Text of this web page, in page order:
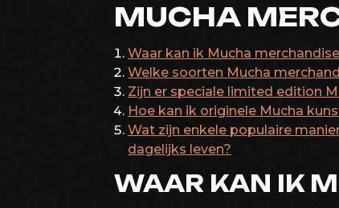
MUCHA
Waar kan ik Mucha
Welke soorten Mucha
Zijn er speciale limited edition
Hoe kan ik originele Mucha
Wat zijn enkele populaire
dagelijks leven?
WAAR KAN IK